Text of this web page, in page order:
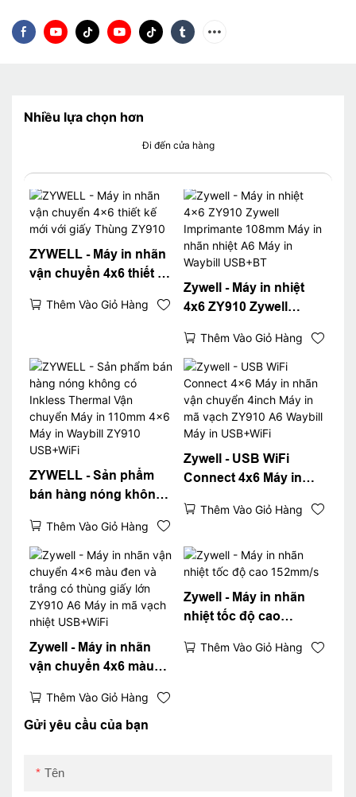
Nhiều lựa chọn hơn
Đi đến cửa hàng
ZYWELL - Máy in nhãn
vận chuyển 4x6 thiết kế
ZY910
Thêm Vào Giỏ Hàng
Zywell - Máy in nhiệt
4x6 ZY910 Zywell
in nhãn nhiệt A6 Máy in
Waybill USB+BT
Thêm Vào Giỏ Hàng
ZYWELL - Sản phẩm
bán hàng nóng không
chuyển Máy in 110mm
4x6 Máy in Waybill
ZY910 USB+WiFi
Thêm Vào Giỏ Hàng
Zywell - USB WiFi
Connect 4x6 Máy in
Máy in mã vạch ZY910
USB+WiFi
Thêm Vào Giỏ Hàng
Zywell - Máy in nhãn
vận chuyển 4x6 màu
giấy lớn ZY910 A6 Máy
in mã vạch nhiệt
Thêm Vào Giỏ Hàng
Zywell - Máy in nhãn
nhiệt tốc độ cao
Thêm Vào Giỏ Hàng
Gửi yêu cầu của bạn
Tên